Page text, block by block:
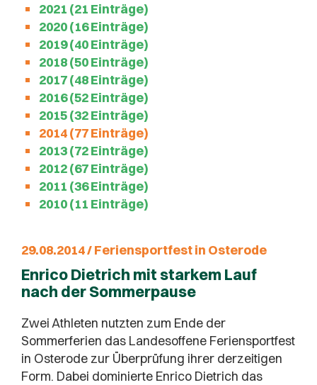
2021 (21 Einträge)
2020 (16 Einträge)
2019 (40 Einträge)
2018 (50 Einträge)
2017 (48 Einträge)
2016 (52 Einträge)
2015 (32 Einträge)
2014 (77 Einträge)
2013 (72 Einträge)
2012 (67 Einträge)
2011 (36 Einträge)
2010 (11 Einträge)
29.08.2014 / Feriensportfest in Osterode
Enrico Dietrich mit starkem Lauf
nach der Sommerpause
Zwei Athleten nutzten zum Ende der
Sommerferien das Landesoffene Feriensportfest
in Osterode zur Überprüfung ihrer derzeitigen
Form. Dabei dominierte Enrico Dietrich das